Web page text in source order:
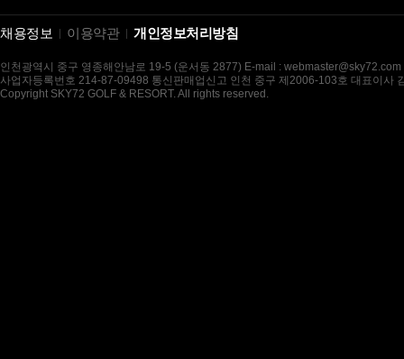
채용정보 이용약관 개인정보처리방침
인천광역시 중구 영종해안남로 19-5 (운서동 2877) E-mail : webmaster@sky72.com
사업자등록번호 214-87-09498 통신판매업신고 인천 중구 제2006-103호 대표이사
Copyright SKY72 GOLF & RESORT. All rights reserved.